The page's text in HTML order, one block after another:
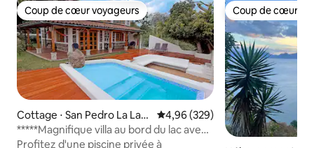
Coup de cœur voyageurs
Coup de cœur voyageurs
Cottage ⋅ San Pedro La Lag
una
Évaluation moyenne sur la
4,96 (329)
*****Magnifique villa au bord du lac avec
une plage confortable
Profitez d'une piscine privée à
Coup de cœur
Coup de cœur